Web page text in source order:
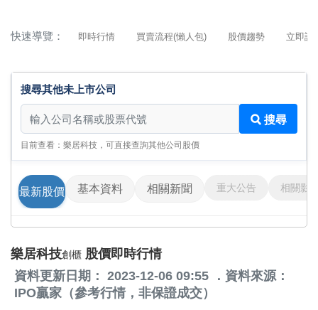
快速導覽： 即時行情 買賣流程(懶人包) 股價趨勢 立即詢
搜尋其他未上市公司
搜尋其他未上市公司
搜尋
目前查看：樂居科技，可直接查詢其他公司股價
最新股價 基本資料 相關新聞 重大公告 相關影
樂居科技創櫃 股價即時行情
資料更新日期： 2023-12-06 09:55 ．資料來源：
IPO贏家（參考行情，非保證成交）